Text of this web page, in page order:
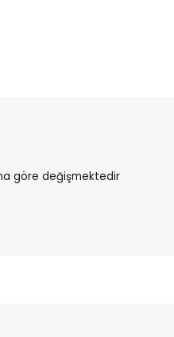
göre değişmektedir